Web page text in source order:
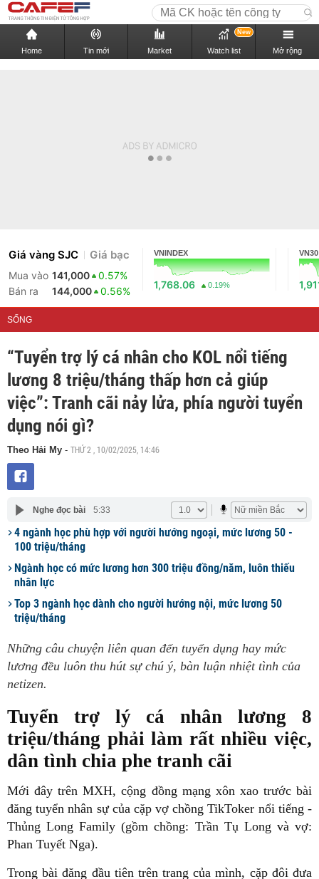
Home Tin mới Market Watch list
New
Mở rộng
Giá vàng SJC Giá bạc
Mua vào 141,000
0.57%
Bán ra
144,000 0.56%
VNINDEX
1,768.06 0.19%
VN30
SỐNG
“Tuyển trợ lý cá nhân cho KOL nổi tiếng
lương 8 triệu/tháng thấp hơn cả giúp
việc”: Tranh cãi nảy lửa, phía người tuyển
dụng nói gì?
Theo Hải My - THỨ 2 , 10/02/2025, 14:46
Nghe đọc bài 5:33
4 ngành học phù hợp với người hướng ngoại, mức lương 50 -
100 triệu/tháng
Ngành học có mức lương hơn 300 triệu đồng/năm, luôn thiếu
nhân lực
Top 3 ngành học dành cho người hướng nội, mức lương 50
triệu/tháng
Những câu chuyện liên quan đến tuyển dụng hay mức
lương đều luôn thu hút sự chú ý, bàn luận nhiệt tình của
netizen.
Tuyển trợ lý cá nhân lương 8
triệu/tháng phải làm rất nhiều việc,
dân tình chia phe tranh cãi
Mới đây trên MXH, cộng đồng mạng xôn xao trước bài
đăng tuyển nhân sự của cặp vợ chồng TikToker nổi tiếng -
Thủng Long Family (gồm chồng: Trần Tụ Long và vợ:
Phan Tuyết Nga).
Trong bài đăng đầu tiên trên trang của mình, cặp đôi đưa